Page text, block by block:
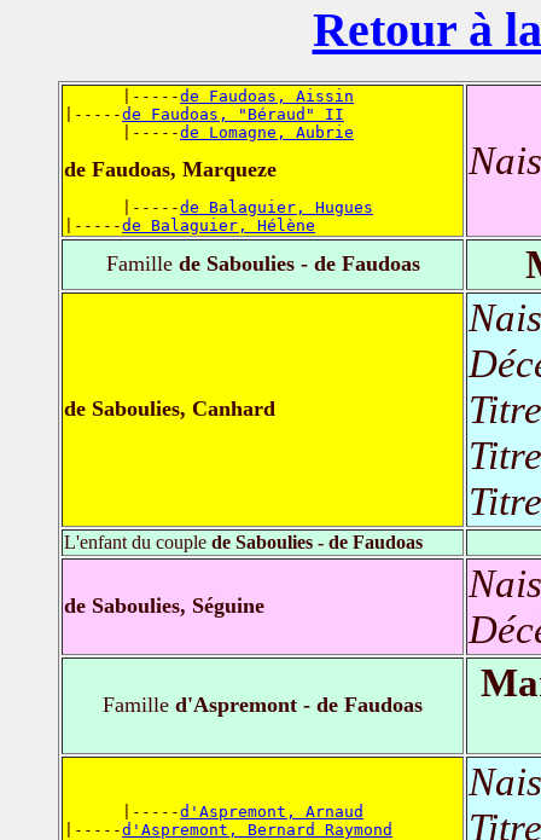
Retour à
      |-----
de Faudoas, Aissin
|-----de Faudoas, "Béraud" II
      |-----
de Lomagne, Aubrie
de Faudoas, Marqueze
      |-----
de Balaguier, Hugues
|-----de Balaguier, Hélène
Famillede Saboulies - de Faudoas
de Saboulies, Canhard
L'enfant du couple de Saboulies - de Faudoas
de Saboulies, Séguine
Famille d'Aspremont - de Faudoas
      |-----
d'Aspremont, Arnaud
|-----d'Aspremont, Bernard Raymond